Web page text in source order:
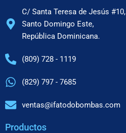
C/ Santa Teresa de Jesús #10,
Santo Domingo Este,
República Dominicana.
(809) 728 - 1119
(829) 797 - 7685
ventas@ifatodobombas.com
Productos